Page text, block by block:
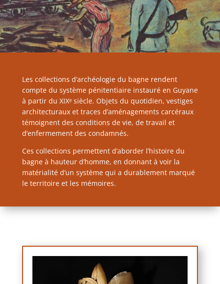
Les collections d’archéologie du bagne rendent
compte du système pénitentiaire instauré en Guyane
à partir du XIXᵉ siècle. Objets du quotidien, vestiges
architecturaux et traces d’aménagements carcéraux
témoignent des conditions de vie, de travail et
d’enfermement des condamnés.
Ces collections permettent d’aborder l’histoire du
bagne à hauteur d’homme, en donnant à voir la
matérialité d’un système qui a durablement marqué
le territoire et les mémoires.